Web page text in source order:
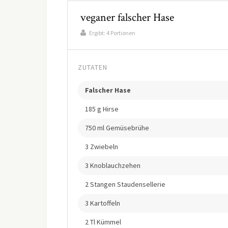
veganer falscher Hase
Ergibt: 4 Portionen
ZUTATEN
Falscher Hase
185 g Hirse
750 ml Gemüsebrühe
3 Zwiebeln
3 Knoblauchzehen
2 Stangen Staudensellerie
3 Kartoffeln
2 Tl Kümmel